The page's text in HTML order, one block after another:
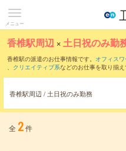
メニュー
香椎駅周辺 ×土日祝のみ勤
香椎駅の派遣のお仕事情報です。 オフィス
、 クリエイティブ系などのお仕事を取り揃
香椎駅周辺 / 土日祝のみ勤務
全 2件